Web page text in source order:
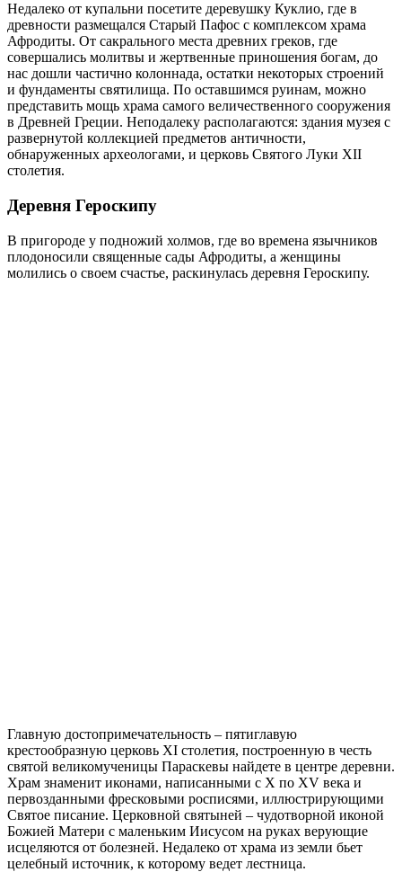
Недалеко от купальни посетите деревушку Куклио, где в
древности размещался Старый Пафос с комплексом храма
Афродиты. От сакрального места древних греков, где
совершались молитвы и жертвенные приношения богам, до
нас дошли частично колоннада, остатки некоторых строений
и фундаменты святилища. По оставшимся руинам, можно
представить мощь храма самого величественного сооружения
в Древней Греции. Неподалеку располагаются: здания музея с
развернутой коллекцией предметов античности,
обнаруженных археологами, и церковь Святого Луки XII
столетия.
Деревня Героскипу
В пригороде у подножий холмов, где во времена язычников
плодоносили священные сады Афродиты, а женщины
молились о своем счастье, раскинулась деревня Героскипу.
Главную достопримечательность – пятиглавую
крестообразную церковь ХI столетия, построенную в честь
святой великомученицы Параскевы найдете в центре деревни.
Храм знаменит иконами, написанными с X по XV века и
первозданными фресковыми росписями, иллюстрирующими
Святое писание. Церковной святыней – чудотворной иконой
Божией Матери с маленьким Иисусом на руках верующие
исцеляются от болезней. Недалеко от храма из земли бьет
целебный источник, к которому ведет лестница.